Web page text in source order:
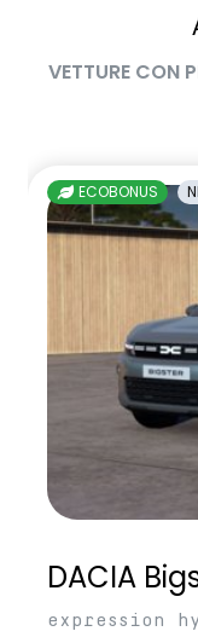
VETTURE CON
ECOBONUS
DACIA
expression